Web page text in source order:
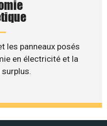
les panneaux posés
en électricité et la